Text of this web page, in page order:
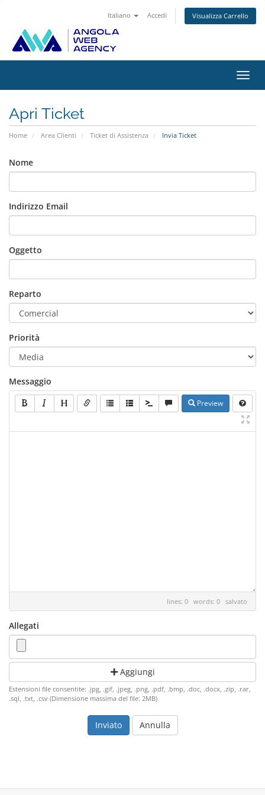
Italiano Accedi Visualizza Carrello
Attiva
Apri Ticket
Home Area Clienti Ticket di Assistenza Invia Ticket
Nome
Indirizzo Email
Oggetto
Reparto
Priorità
Messaggio
Preview
lines: 0 words: 0 salvato
Allegati
Aggiungi
Estensioni file consentite: .jpg, .gif, .jpeg, .png, .pdf, .bmp, .doc, .docx, .zip, .rar,
.sql, .txt, .csv (Dimensione massima del file: 2MB)
Annulla